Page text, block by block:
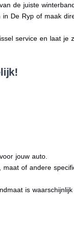
de juiste
De Ryp of maak
service en laat
jouw auto.
of andere
is